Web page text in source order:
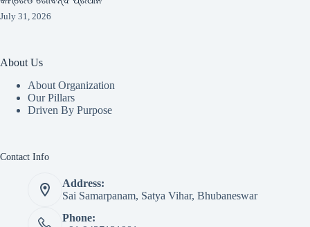
July 31, 2026
About Us
About Organization
Our Pillars
Driven By Purpose​
Contact Info
Address:
Sai Samarpanam, Satya Vihar, Bhubaneswar
Phone: